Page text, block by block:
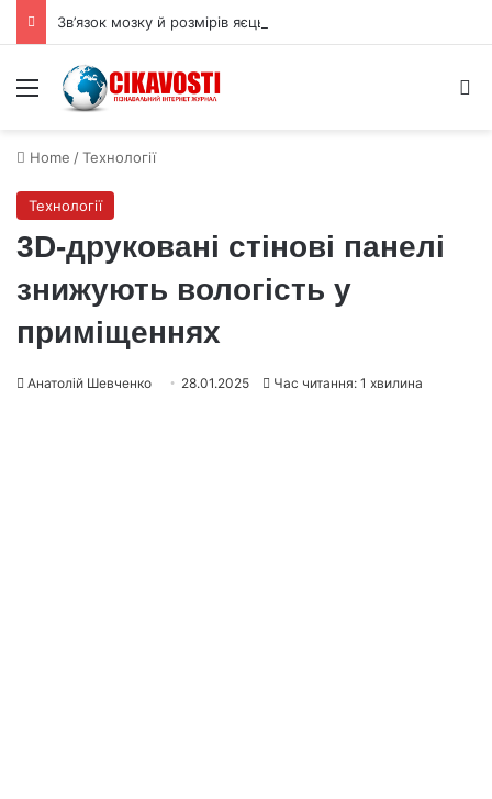
Menu
Home /Технології
Технології
3D-друковані стінові панелі
знижують вологість у
приміщеннях
Анатолій Шевченко 28.01.2025 Час читання: 1 хвилина